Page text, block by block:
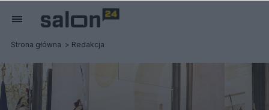
Strona główna Redakcja